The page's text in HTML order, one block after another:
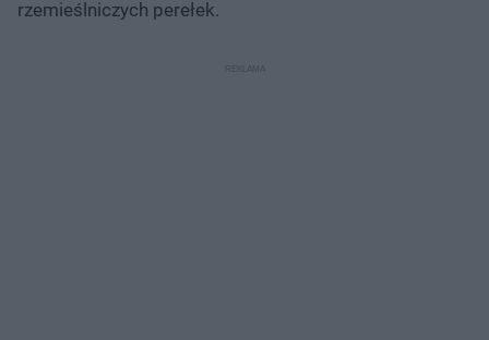
rzemieślniczych perełek.